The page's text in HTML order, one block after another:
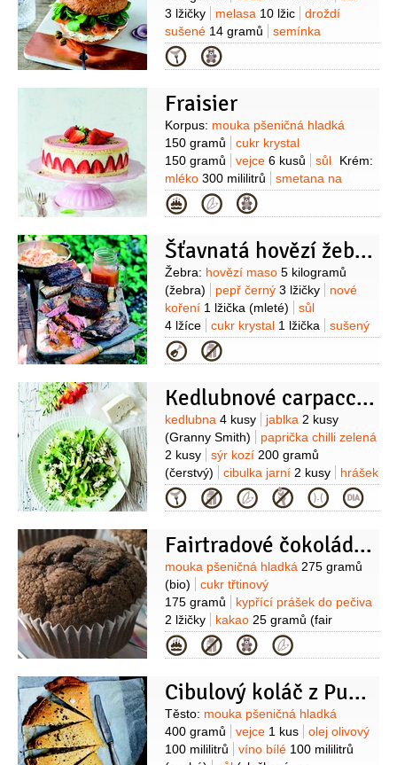
3 lžičky
melasa 10 lžic
droždí
sušené 14 gramů
semínka
sezamová
krémový250 gramů
uzený300 gramů
Kategorie
Fraisier
Suroviny
Korpus: mouka pšeničná hladká
150 gramů
cukr krystal
150 gramů
vejce 6 kusů sůl
Krém:
mléko 300 mililitrů
smetana na
šlehání250 mililitrů
3 kusy
jahody700 gramů
cukr
(škrob)30 gramů
vanilkový lusk
1 kus
želatina
4 gramy
(prášková)
voda 1 lžíce
Dokončení:
marcipán100 gramů jahody
moučkový
Kategorie
Šťavnatá hovězí žebra s domácí BBQ omáčkou a zelným salátem s mrkví
Suroviny
Žebra: hovězí maso 5 kilogramů
(žebra)
pepř černý 3 lžičky
nové
koření 1 lžička (mleté)
sůl
4 lžíce
cukr krystal 1 lžička
sušený
česnek4 lžičky
(mleté)
bobkový list2 lžičky
Základní omáčka: cibule
500 gramů
sádlo 100 gramů
pšeničná hladká
4 lžíce
vývar hovězí
2 litry
BBQ omáčka:
pivo tmavé
250 mililitrů
vývar hovězí
300 mililitrů
kečup
200 mililitrů
hořčice3 lžíce
4 lžíce
med3 lžíce
ocet vinný
2 lžíce (bílý) Salát: zelí bílé
cukr
krupice2 lžíce ocet3 lžíce
(kvasný)
olej slunečnicový
2 lžíce
mrkev1 kus křen 1 lžíce
(smetanový)
sůl pepř bílý
Kategorie
Kedlubnové carpaccio s kozím sýrem
Suroviny
kedlubna 4 kusy jablka 2 kusy
(Granny Smith)
paprička chilli zelená
2 kusy
sýr kozí 200 gramů
(čerstvý)
cibulka jarní 2 kusy
hrášek
cukrový1 hrst koriandr
1 hrst
(čerstvý)
máta1 hrst
olej olivový
Kategorie
Fairtradové čokoládové muffiny s kokosem a banánem
Suroviny
mouka pšeničná hladká 275 gramů
(bio)
cukr třtinový
175 gramů
kypřící prášek do pečiva
2 lžičky
kakao 25 gramů (fair
trade)
kokos40 gramů
trade)
kokosové mléko125 mililitrů
(rostlinný)
vejce2 kusy
(bio)
banány 500 gramů (bio)
Kategorie
Cibulový koláč z Puglie
Suroviny
Těsto: mouka pšeničná hladká
400 gramů
vejce 1 kus
olej olivový
100 mililitrů
víno bílé 100 mililitrů